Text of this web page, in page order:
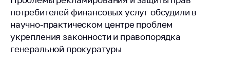
потребителей финансовых услуг обсудили в
научно-практическом центре проблем
укрепления законности и правопорядка
генеральной прокуратуры